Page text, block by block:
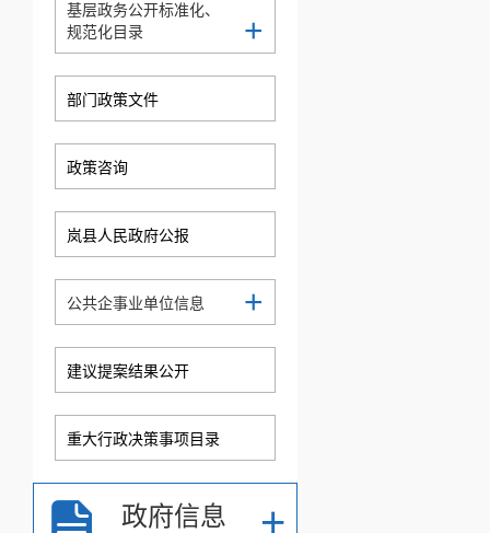
基层政务公开标准化、
规范化目录
+
部门政策文件
政策咨询
岚县人民政府公报
公共企事业单位信息 +
建议提案结果公开
重大行政决策事项目录
政府信息 +